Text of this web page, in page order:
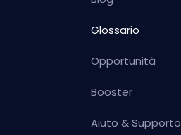
Glossario
Opportunità
Booster
Aiuto & Supporto